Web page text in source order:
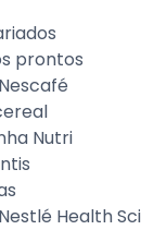
prontos
Nutri
Health